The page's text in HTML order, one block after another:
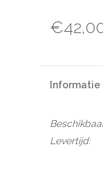
Informatie
Levertijd: